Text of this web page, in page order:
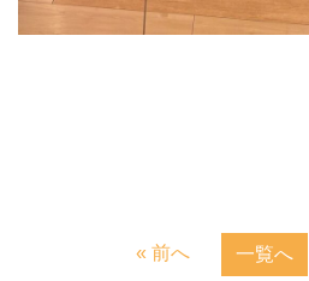
« 前へ 一覧へ